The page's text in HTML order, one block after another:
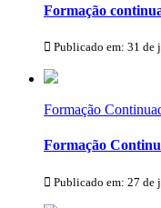
Formação
Publicado em: 31 de
Formação
Formação
Publicado em: 27 de